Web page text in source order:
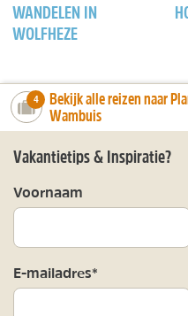
WANDELEN IN
WOLFHEZE
number_of_trips:
4
Bekijk alle reizen naar
Wambuis
Vakantietips & Inspiratie?
Voornaam
E-mailadres*